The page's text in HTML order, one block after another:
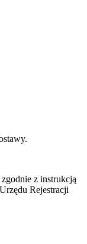
z instrukcją
Rejestracji